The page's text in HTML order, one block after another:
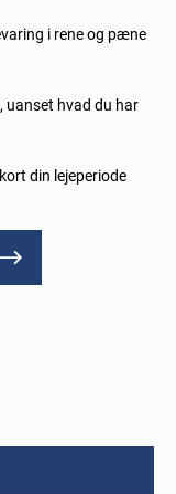
i rene og pæne
uanset hvad du har
din lejeperiode